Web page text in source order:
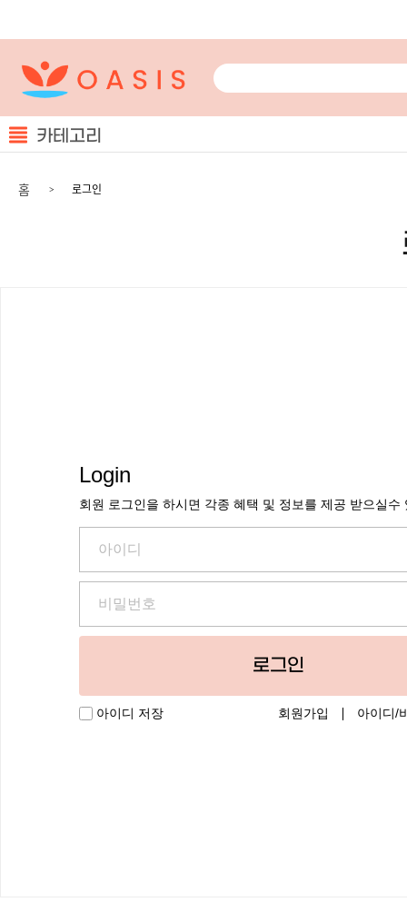
카테고리
홈 로그인
Login
회원 로그인을 하시면 각종 혜택 및 정보를 제공 받으실수
로그인
아이디 저장 회원가입 아이디/